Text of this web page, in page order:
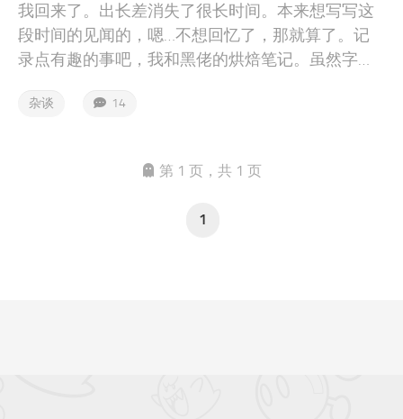
我回来了。出长差消失了很长时间。本来想写写这
段时间的见闻的，嗯…不想回忆了，那就算了。记
录点有趣的事吧，我和黑佬的烘焙笔记。虽然字是
杂谈 14
第 1 页，共 1 页
1